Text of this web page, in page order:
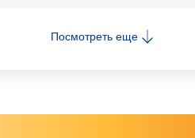
Посмотреть еще